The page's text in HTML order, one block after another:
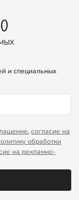
и специальных
, согласие на
обработки
на рекламно-